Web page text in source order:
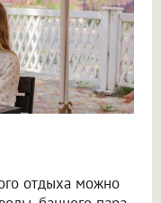
отдыха можно